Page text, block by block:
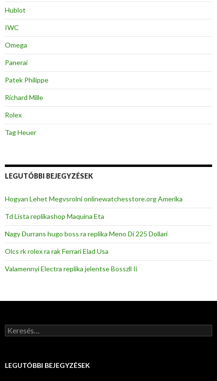
Hublot
IWC
Omega
Panerai
Patek Philippe
Richard Mille
Rolex
Tag Heuer
LEGUTÓBBI BEJEGYZÉSEK
Hogyan Lehet Megvsrolni onlinewatchesstore.org Amerika
Td Lista replikashop Maquina Eta
Nagy Durrans hugo boss ra replika Meno Di 225 Dollari
Olcs rk rolex ra rak Ferrari Elad Usa
Valamennyi Electra replika jelentse Bosszll Ii
Keresés:
LEGUTÓBBI BEJEGYZÉSEK